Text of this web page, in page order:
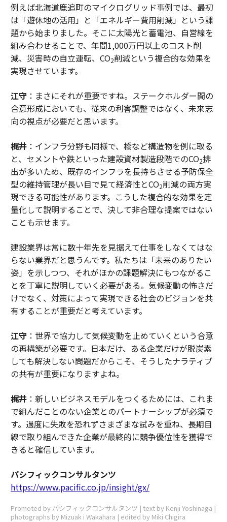
例えば北海道鹿追町のマイクログリッド事例では、最初
は「遊休地の活用」と「エネルギー費用削減」という課
題から始まりました。そこに太陽光と蓄電池、自営線を
組み合わせることで、年間1,000万円以上のコスト削
減、災害時の自立運転、CO2削減という複合的な効果を
実現させています。
江守：まさにそれが重要ですね。ステークホルダー間の
合意形成においても、従来の利害調整ではなく、未来志
向の視点が必要だと思います。
梶井：インフラ分野も同様で、橋など構造物を例に取る
と、セメントや鉄といった建設資材製造段階でのCO2排
出が多いため、既存のインフラを長持ちさせる予防保全
型の維持管理が長い目で見て経済性とCO2削減の両方実
現できる可能性があります。こうした複合的な効果を定
量化して説明することで、決して非合理な提案ではない
ことも示せます。
建設業界は常に数十年先を見据えて仕事をしなくてはな
らない業界だと思うんです。私たちは「未来のありたい
姿」を示しつつ、それがほかの課題解決にもつながるこ
とを丁寧に説明していく必要がある。気候変動の怖さだ
けでなく、対策によって実現できる社会のビジョンを共
有することが重要だと考えています。
江守：世界で協力して気候変動を止めていくという合意
の再構築が必要です。日本だけ、ある企業だけが脱炭素
しても解決しない問題だからこそ、そうしたナラティブ
の共有が重要になりますよね。
梶井：新しいビジネスモデルをつくるためには、これま
で組んだことのない企業とのパートナーシップが必須で
す。過度に失敗を恐れずさまざまな試みを重ね、長期目
線で取り組んできた企業が最終的に競争優位性を獲得で
きると確信しています。
パシフィックコンサルタンツ
https://www.paciﬁc.co.jp/insight/gx/
Promoted by パシフィックコンサルタンツ | text by Kenji Yoshinaga |
photographs by Mizuak i Wakahara | edited by Miki Chigira